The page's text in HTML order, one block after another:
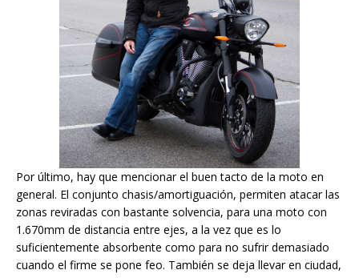
Por último, hay que mencionar el buen tacto de la moto en
general. El conjunto chasis/amortiguación, permiten atacar las
zonas reviradas con bastante solvencia, para una moto con
1.670mm de distancia entre ejes, a la vez que es lo
suficientemente absorbente como para no sufrir demasiado
cuando el firme se pone feo. También se deja llevar en ciudad,